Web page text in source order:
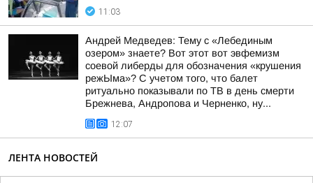
11:03
Андрей Медведев: Тему с «Лебединым
озером» знаете? Вот этот вот эвфемизм
соевой либерды для обозначения «крушения
режЫма»? С учетом того, что балет
ритуально показывали по ТВ в день смерти
Брежнева, Андропова и Черненко, ну...
12:07
ЛЕНТА НОВОСТЕЙ